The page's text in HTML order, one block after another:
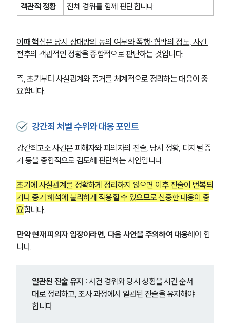
팀소개
오시는 길
글로벌 파트너 로펌
고객의 소리
객관적 정황
전체 경위를 함께 판단합니다.
이때 핵심은 당시 상대방의 동의 여부와 폭행·협박의 정도, 사건
전후의 객관적인 정황을 종합적으로 판단하는 것입니다.
즉, 초기부터 사실관계와 증거를 체계적으로 정리하는 대응이 중
요합니다.
강간죄 처벌 수위와 대응 포인트
강간죄고소 사건은 피해자와 피의자의 진술, 당시 정황, 디지털 증
거 등을 종합적으로 검토해 판단하는 사안입니다.
초기에 사실관계를 정확하게 정리하지 않으면 이후 진술이 번복되
거나 증거 해석에 불리하게 작용할 수 있으므로 신중한 대응이 중
요합니다.
만약 현재 피의자 입장이라면, 다음 사안을 주의하여 대응해야 합
니다.
일관된 진술 유지 : 사건 경위와 당시 상황을 시간 순서
대로 정리하고, 조사 과정에서 일관된 진술을 유지해야
합니다.